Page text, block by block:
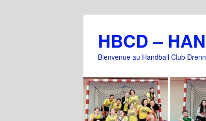
HBCD –
Bienvenue au Handball Club